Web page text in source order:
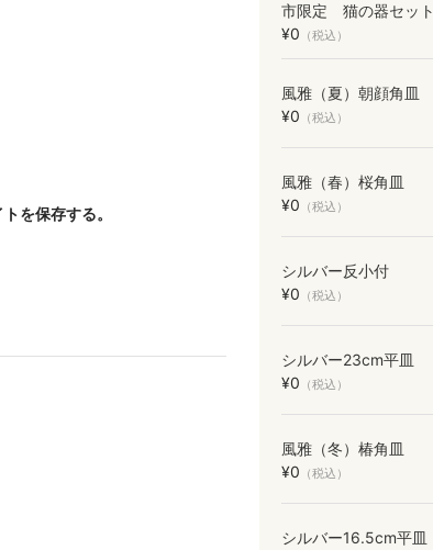
を保存する。
市限定 猫の器セット
¥0 （税込）
風雅（夏）朝顔角皿
¥0 （税込）
風雅（春）桜角皿
¥0 （税込）
シルバー反小付
¥0 （税込）
シルバー23cm平皿
¥0 （税込）
風雅（冬）椿角皿
¥0 （税込）
シルバー16.5cm平皿